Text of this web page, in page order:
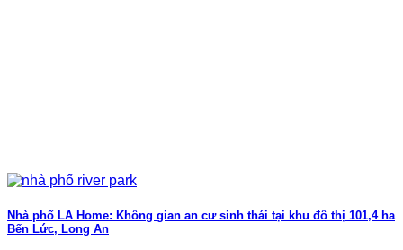
Nhà phố LA Home: Không gian an cư sinh thái tại khu đô thị 101,4 ha
Bến Lức, Long An